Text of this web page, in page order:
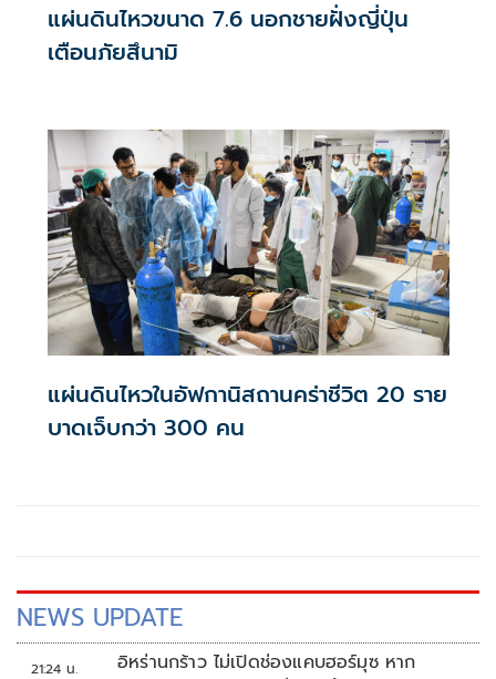
แผ่นดินไหวขนาด 7.6 นอกชายฝั่งญี่ปุ่น
เตือนภัยสึนามิ
แผ่นดินไหวในอัฟกานิสถานคร่าชีวิต 20 ราย
บาดเจ็บกว่า 300 คน
NEWS UPDATE
21:24 น.
อิหร่านกร้าว ไม่เปิดช่องแคบฮอร์มุซ หาก